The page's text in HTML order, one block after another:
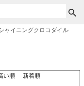
ャイニングクロコダイル
い順
新着順